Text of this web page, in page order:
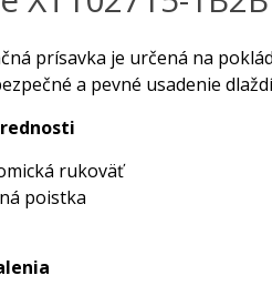
prísavka je určená na
a pevné usadenie
rukoväť
poistka